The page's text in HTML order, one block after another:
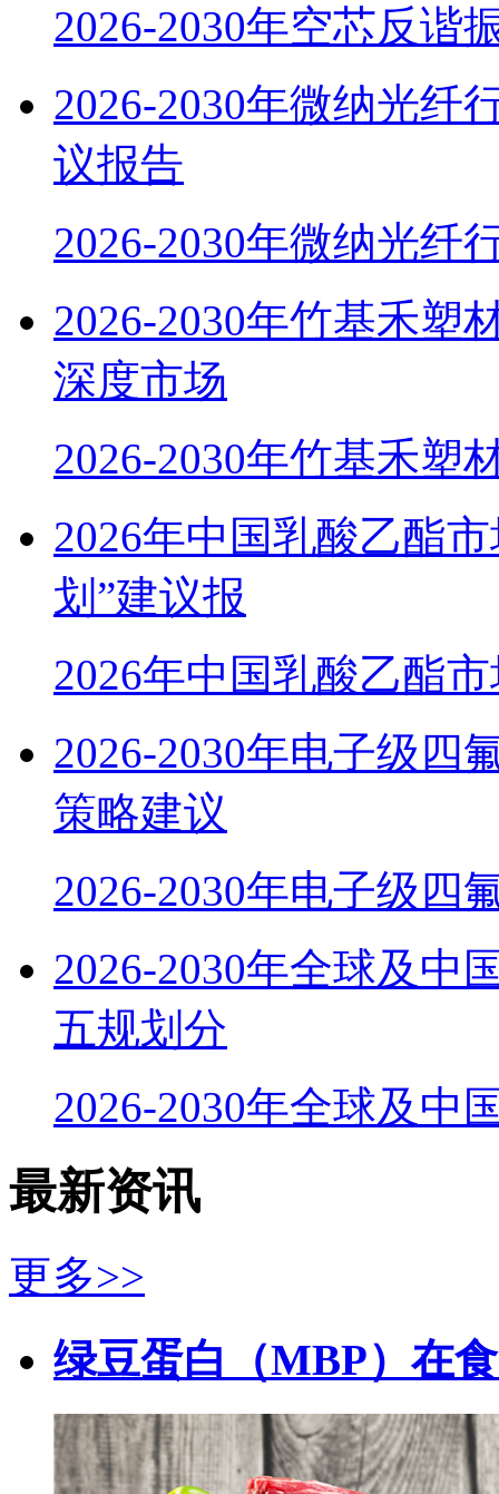
2026-2030年空芯反谐
2026-2030年微纳光纤
议报告
2026-2030年微纳光纤
2026-2030年竹基禾塑
深度市场
2026-2030年竹基禾塑
2026年中国乳酸乙酯
划”建议报
2026年中国乳酸乙酯
2026-2030年电子级四
策略建议
2026-2030年电子级四
2026-2030年全球及中
五规划分
2026-2030年全球及中
最新资讯
更多>>
绿豆蛋白（MBP）在